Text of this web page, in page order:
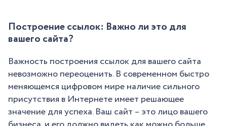
Построение ссылок: Важно ли это для
вашего сайта?
Важность построения ссылок для вашего сайта
невозможно переоценить. В современном быстро
меняющемся цифровом мире наличие сильного
присутствия в Интернете имеет решающее
значение для успеха. Ваш сайт – это лицо вашего